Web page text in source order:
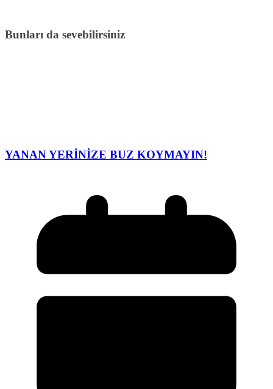
Bunları da sevebilirsiniz
YANAN YERİNİZE BUZ KOYMAYIN!